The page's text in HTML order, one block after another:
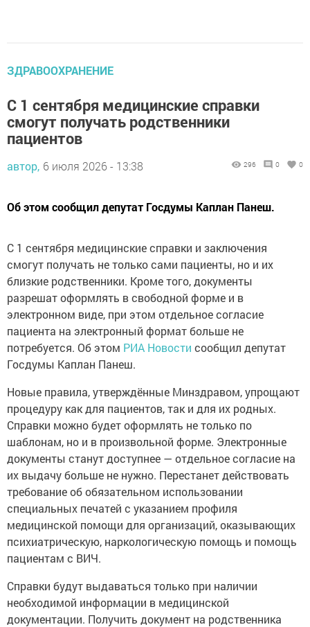
ЗДРАВООХРАНЕНИЕ
С 1 сентября медицинские справки
смогут получать родственники
пациентов
автор, 6 июля 2026 - 13:38 296 0 0
Об этом сообщил депутат Госдумы Каплан Панеш.
С 1 сентября медицинские справки и заключения
смогут получать не только сами пациенты, но и их
близкие родственники. Кроме того, документы
разрешат оформлять в свободной форме и в
электронном виде, при этом отдельное согласие
пациента на электронный формат больше не
потребуется. Об этом РИА Новости сообщил депутат
Госдумы Каплан Панеш.
Новые правила, утверждённые Минздравом, упрощают
процедуру как для пациентов, так и для их родных.
Справки можно будет оформлять не только по
шаблонам, но и в произвольной форме. Электронные
документы станут доступнее — отдельное согласие на
их выдачу больше не нужно. Перестанет действовать
требование об обязательном использовании
специальных печатей с указанием профиля
медицинской помощи для организаций, оказывающих
психиатрическую, наркологическую помощь и помощь
пациентам с ВИЧ.
Справки будут выдаваться только при наличии
необходимой информации в медицинской
документации. Получить документ на родственника